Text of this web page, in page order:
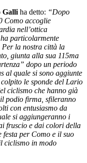
Galli ha detto: “Dopo
Como accoglie
nell’ottica
particolarmente
la nostra città la
giunta alla sua 115ma
dopo un periodo
al quale si sono aggiunte
le sponde del Lario
ciclismo che hanno già
podio firma, sfileranno
con entusiasmo da
si aggiungeranno i
fruscio e dai colori della
festa per Como e il suo
ciclismo in modo